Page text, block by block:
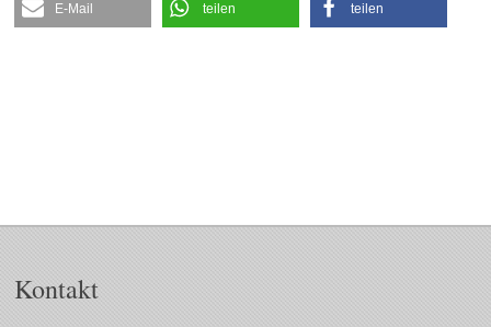
E-Mail teilen teilen
Kontakt